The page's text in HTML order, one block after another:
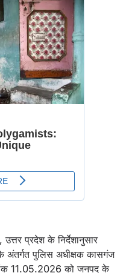
प्रदेश के निर्देशानुसार
पुलिस अधीक्षक कासगंज
11.05.2026 को जनपद के